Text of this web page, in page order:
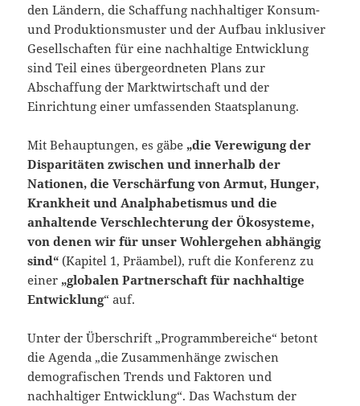
den Ländern, die Schaffung nachhaltiger Konsum-
und Produktionsmuster und der Aufbau inklusiver
Gesellschaften für eine nachhaltige Entwicklung
sind Teil eines übergeordneten Plans zur
Abschaffung der Marktwirtschaft und der
Einrichtung einer umfassenden Staatsplanung.
Mit Behauptungen, es gäbe „die Verewigung der
Disparitäten zwischen und innerhalb der
Nationen, die Verschärfung von Armut, Hunger,
Krankheit und Analphabetismus und die
anhaltende Verschlechterung der Ökosysteme,
von denen wir für unser Wohlergehen abhängig
sind“ (Kapitel 1, Präambel), ruft die Konferenz zu
einer „globalen Partnerschaft für nachhaltige
Entwicklung“ auf.
Unter der Überschrift „Programmbereiche“ betont
die Agenda „die Zusammenhänge zwischen
demografischen Trends und Faktoren und
nachhaltiger Entwicklung“. Das Wachstum der